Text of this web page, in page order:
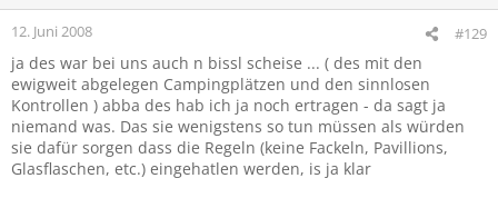
12. Juni 2008 #129
ja des war bei uns auch n bissl scheise ... ( des mit den
ewigweit abgelegen Campingplätzen und den sinnlosen
Kontrollen ) abba des hab ich ja noch ertragen - da sagt ja
niemand was. Das sie wenigstens so tun müssen als würden
sie dafür sorgen dass die Regeln (keine Fackeln, Pavillions,
Glasflaschen, etc.) eingehatlen werden, is ja klar